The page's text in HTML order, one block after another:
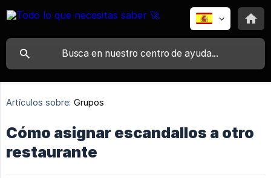
Artículos sobre: Grupos
Cómo asignar escandallos a otro
restaurante